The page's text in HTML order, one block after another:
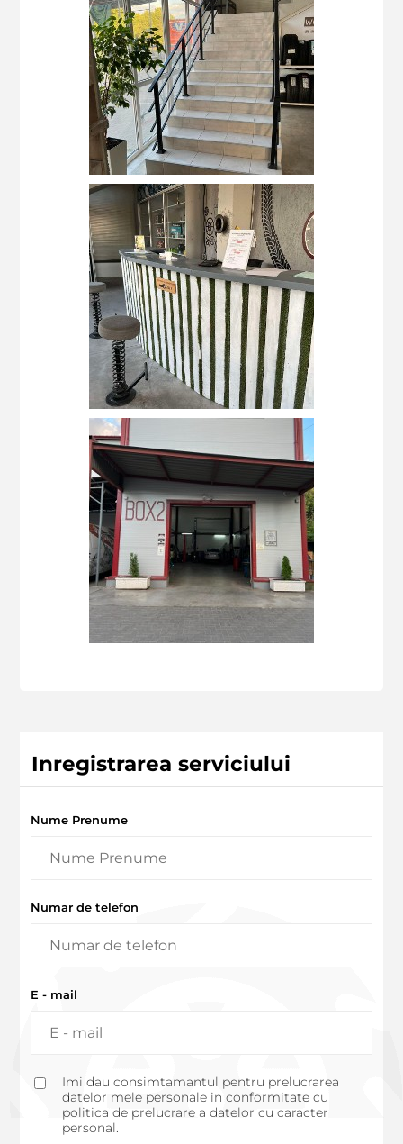
Inregistrarea serviciului
Nume Prenume
Numar de telefon
E - mail
Imi dau consimtamantul pentru prelucrarea
datelor mele personale in conformitate cu
politica de prelucrare a datelor cu caracter
personal.